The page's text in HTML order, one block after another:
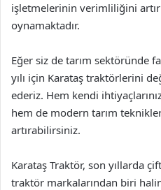
işletmelerinin verimliliğini
oynamaktadır.
Eğer siz de tarım sektöründe
yılı için Karataş traktörlerini
ederiz. Hem kendi
hem de modern tarım
artırabilirsiniz.
Karataş Traktör, son yıllarda
traktör markalarından biri